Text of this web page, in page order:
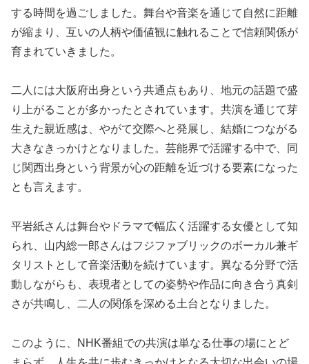
する時間を過ごしました。舞台や音楽を通じて自然に距離
が縮まり、互いの人柄や価値観に触れることで信頼関係が
育まれていきました。
二人には大阪府出身という共通点もあり、地元の話題で盛
り上がることが多かったとされています。共演を通じて芽
生えた親近感は、やがて交際へと発展し、結婚につながる
大きなきっかけとなりました。芸能界で活躍する中で、同
じ関西出身という背景が心の距離を近づける要素になった
とも言えます。
平岩紙さんは舞台やドラマで幅広く活躍する女優として知
られ、山内総一郎さんはフジファブリックのボーカル兼ギ
タリストとして音楽活動を続けています。異なる分野で活
動しながらも、表現者としての姿勢や作品に向き合う真剣
さが共鳴し、二人の関係を深める土台となりました。
このように、NHK番組での共演は単なる仕事の場にとど